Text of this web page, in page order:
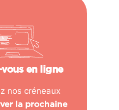
vous en ligne
nos créneaux
la prochaine